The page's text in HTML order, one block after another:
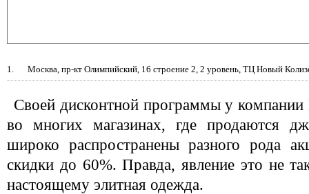
1. Москва, пр-кт Олимпийский, 16 строение 2, 2 уровень, ТЦ Новый
Своей дисконтной программы у компании
во многих магазинах, где продаются
широко распространены разного рода
скидки до 60%. Правда, явление это не
настоящему элитная одежда.